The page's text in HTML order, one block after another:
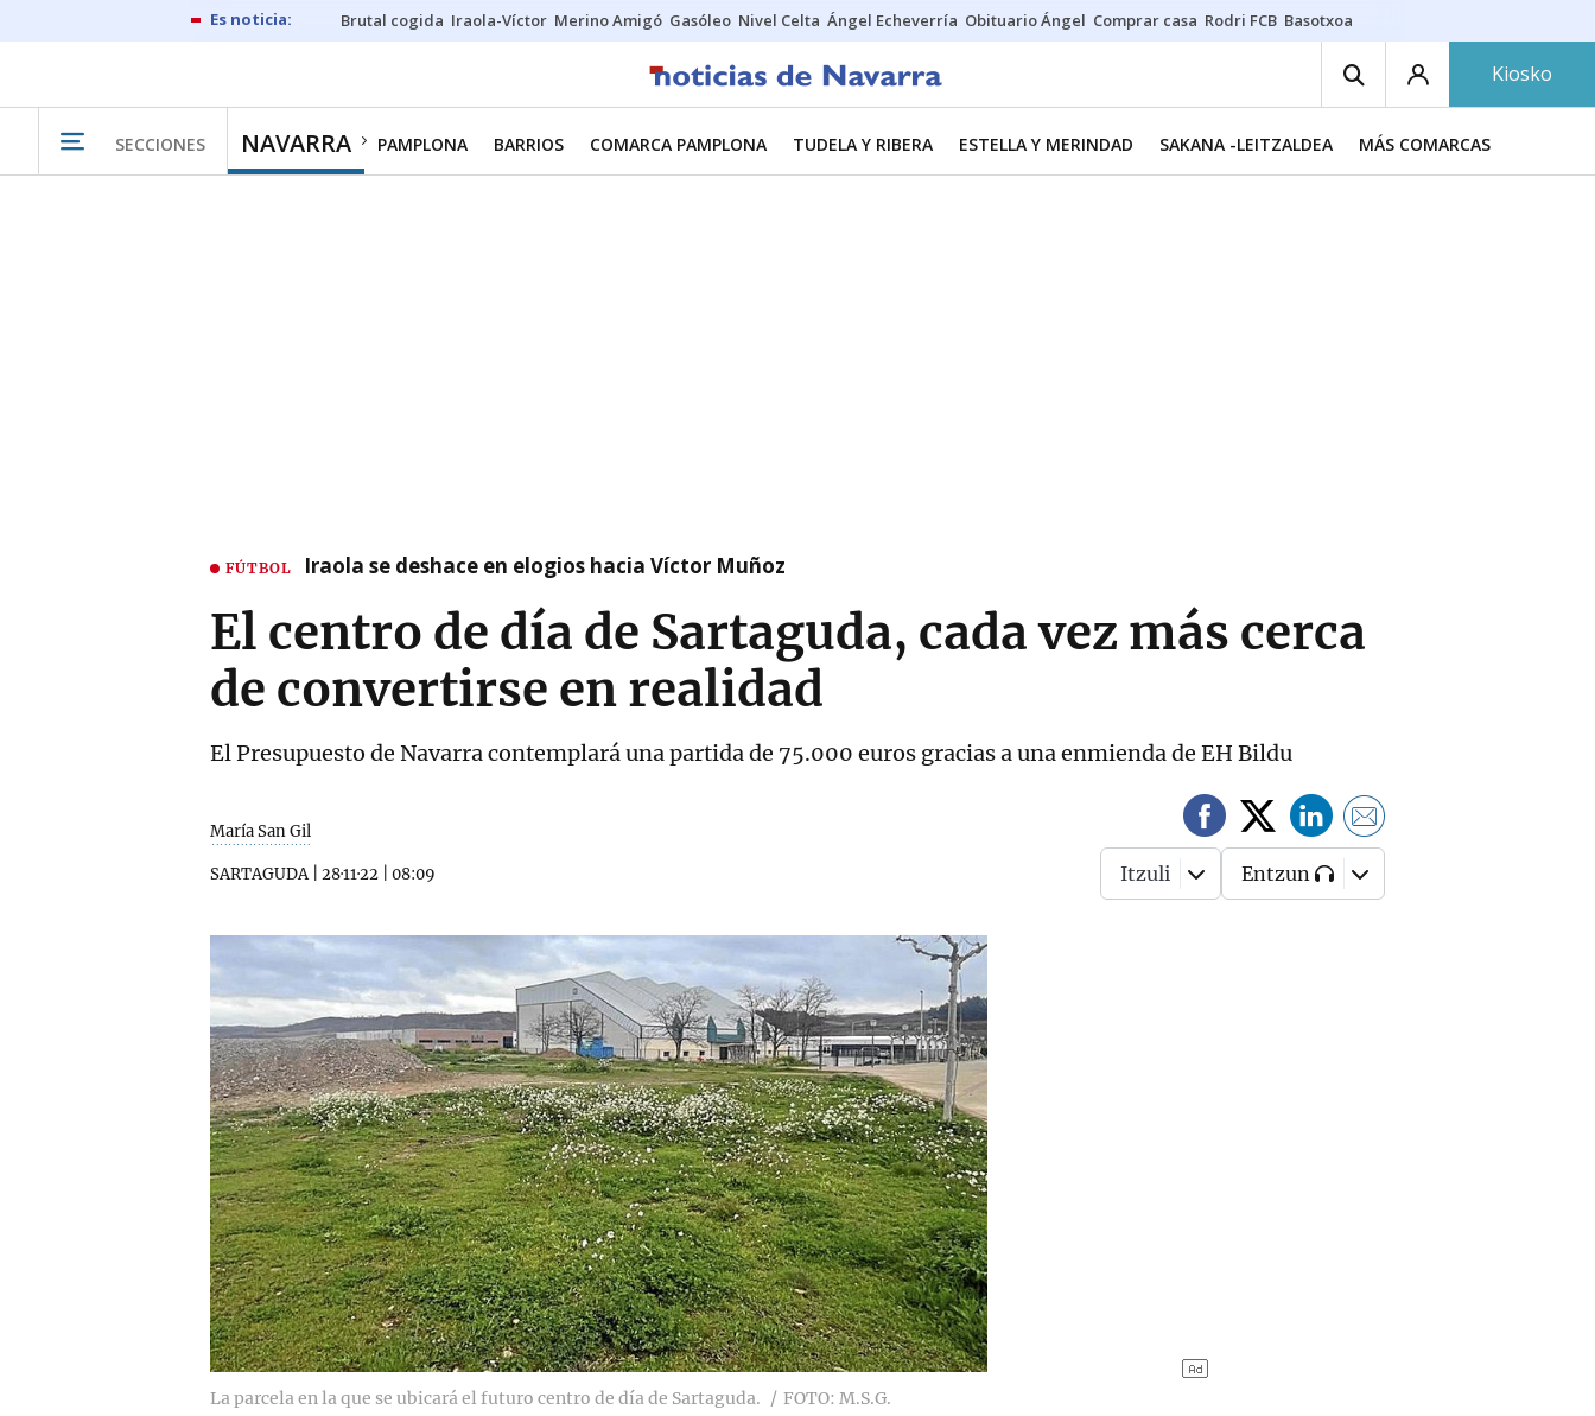
Brutal cogida Iraola-Víctor Merino Amigó Gasóleo Nivel Celta Ángel Echeverría Obituario Ángel Comprar casa Rodri FCB Basotxoa
Kiosko
SECCIONES NAVARRA PAMPLONA BARRIOS COMARCA PAMPLONA TUDELA Y RIBERA ESTELLA Y MERINDAD SAKANA -LEITZALDEA MÁS COMARCAS
FÚTBOL Iraola se deshace en elogios hacia Víctor Muñoz
El centro de día de Sartaguda, cada vez más cerca
de convertirse en realidad
El Presupuesto de Navarra contemplará una partida de 75.000 euros gracias a una enmienda de EH Bildu
María San Gil
SARTAGUDA| 28·11·22 08:09 Itzuli Entzun
La parcela en la que se ubicará el futuro centro de día de Sartaguda. FOTO: M.S.G.